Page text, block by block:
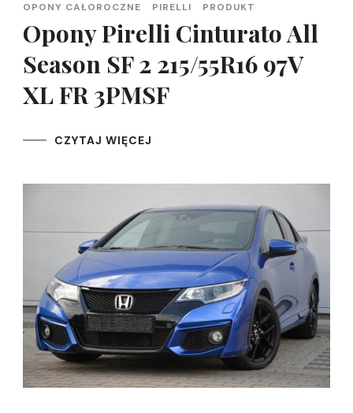
OPONY CAŁOROCZNE PIRELLI PRODUKT
Opony Pirelli Cinturato All
Season SF 2 215/55R16 97V
XL FR 3PMSF
CZYTAJ WIĘCEJ